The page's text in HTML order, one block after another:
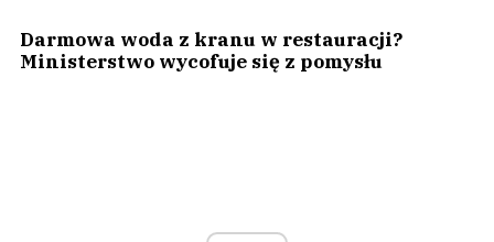
Darmowa woda z kranu w restauracji?
Ministerstwo wycofuje się z pomysłu